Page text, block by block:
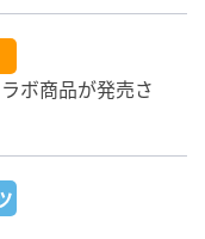
ボ商品が発売さ